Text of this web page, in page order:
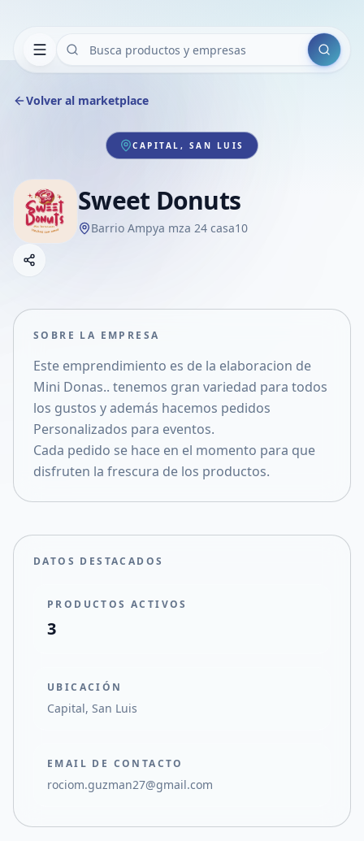
Buscar
Volver al marketplace
CAPITAL, SAN LUIS
Sweet Donuts
Barrio Ampya mza 24 casa10
Compartir empresa
Compartir en X
SOBRE LA EMPRESA
Este emprendimiento es de la elaboracion de
Mini Donas.. tenemos gran variedad para todos
los gustos y además hacemos pedidos
Personalizados para eventos.
Cada pedido se hace en el momento para que
disfruten la frescura de los productos.
DATOS DESTACADOS
PRODUCTOS ACTIVOS
3
UBICACIÓN
Capital, San Luis
EMAIL DE CONTACTO
rociom.guzman27@gmail.com